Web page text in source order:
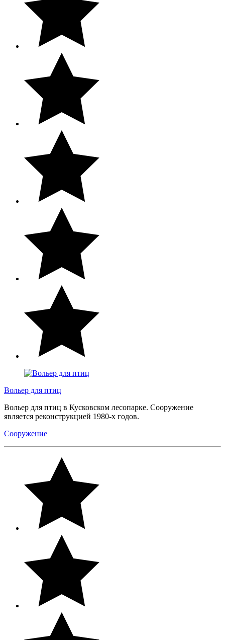
Вольер для птиц
Вольер для птиц в Кусковском лесопарке. Сооружение
является реконструкцией 1980-х годов.
Сооружение